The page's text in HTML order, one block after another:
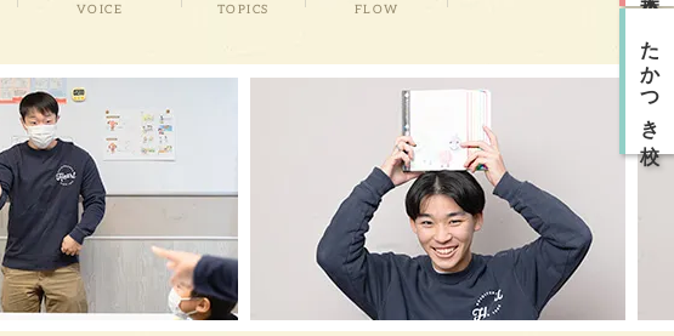
VOICE TOPICS FLOW
たかつき校